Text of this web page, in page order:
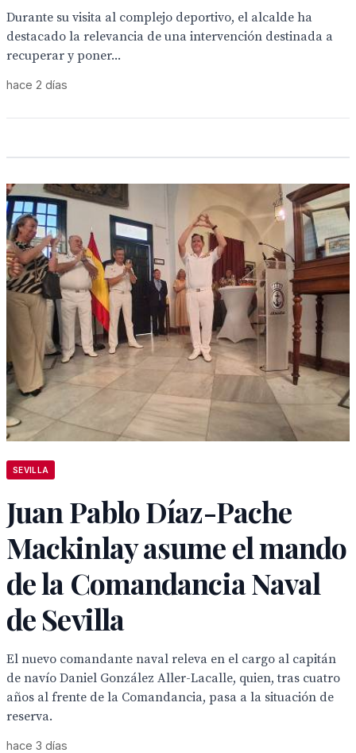
Durante su visita al complejo deportivo, el alcalde ha
destacado la relevancia de una intervención destinada a
recuperar y poner...
hace 2 días
SEVILLA
Juan Pablo Díaz-Pache
Mackinlay asume el mando
de la Comandancia Naval
de Sevilla
El nuevo comandante naval releva en el cargo al capitán
de navío Daniel González Aller-Lacalle, quien, tras cuatro
años al frente de la Comandancia, pasa a la situación de
reserva.
hace 3 días